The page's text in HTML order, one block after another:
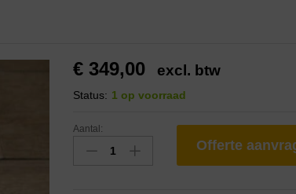
€ 349,00 excl. btw
Status: 1 op voorraad
Aantal:
Offerte